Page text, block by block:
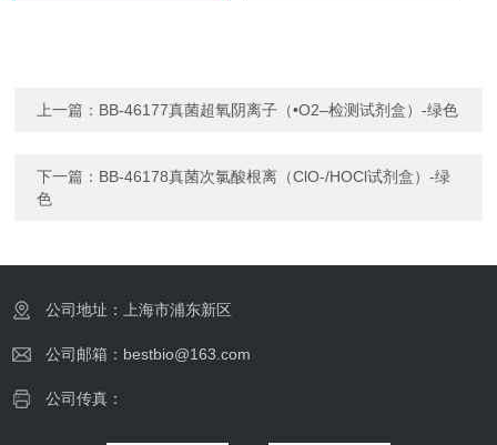
上一篇： BB-46177真菌超氧阴离子（•O2–检测试剂盒）-绿色
下一篇： BB-46178真菌次氯酸根离（ClO-/HOCl试剂盒）-绿
色
公司地址：上海市浦东新区
公司邮箱：bestbio@163.com
公司传真：